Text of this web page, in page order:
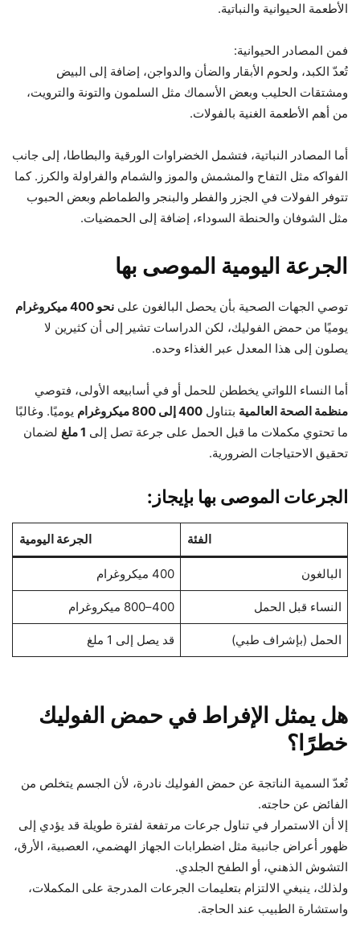
الأطعمة الحيوانية والنباتية.
فمن المصادر الحيوانية:
تُعدّ الكبد، ولحوم الأبقار والضأن والدواجن، إضافة إلى البيض
ومشتقات الحليب وبعض الأسماك مثل السلمون والتونة والترويت،
من أهم الأطعمة الغنية بالفولات.
أما المصادر النباتية، فتشمل الخضراوات الورقية والبطاطا، إلى جانب
الفواكه مثل التفاح والمشمش والموز والشمام والفراولة والكرز. كما
تتوفر الفولات في الجزر والفطر والبنجر والطماطم وبعض الحبوب
مثل الشوفان والحنطة السوداء، إضافة إلى الحمضيات.
الجرعة اليومية الموصى بها
توصي الجهات الصحية بأن يحصل البالغون على نحو 400 ميكروغرام
يوميًا من حمض الفوليك، لكن الدراسات تشير إلى أن كثيرين لا
يصلون إلى هذا المعدل عبر الغذاء وحده.
أما النساء اللواتي يخططن للحمل أو في أسابيعه الأولى، فتوصي
منظمة الصحة العالمية بتناول 400 إلى 800 ميكروغرام
يوميًا. وغالبًا
ما تحتوي مكملات ما قبل الحمل على جرعة تصل إلى 1 ملغ
لضمان
تحقيق الاحتياجات الضرورية.
الجرعات الموصى بها بإيجاز:
الفئة الجرعة اليومية
البالغون 400 ميكروغرام
النساء قبل الحمل 400–800 ميكروغرام
الحمل (بإشراف طبي) قد يصل إلى 1 ملغ
هل يمثل الإفراط في حمض الفوليك
خطرًا؟
تُعدّ السمية الناتجة عن حمض الفوليك نادرة، لأن الجسم يتخلص من
الفائض عن حاجته.
إلا أن الاستمرار في تناول جرعات مرتفعة لفترة طويلة قد يؤدي إلى
ظهور أعراض جانبية مثل اضطرابات الجهاز الهضمي، العصبية، الأرق،
التشوش الذهني، أو الطفح الجلدي.
ولذلك، ينبغي الالتزام بتعليمات الجرعات المدرجة على المكملات،
واستشارة الطبيب عند الحاجة.